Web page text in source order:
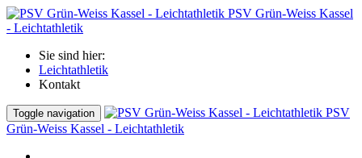
PSV Grün-Weiss Kassel
- Leichtathletik
Sie sind hier:
Leichtathletik
Kontakt
Toggle navigation
PSV
Grün-Weiss Kassel - Leichtathletik